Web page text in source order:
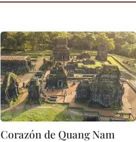
Corazón de Quang Nam